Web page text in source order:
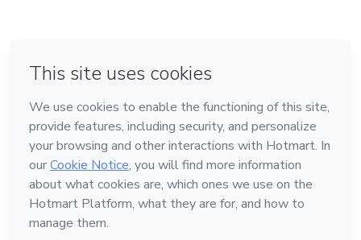
Feito com ❤ em Bogotá
Conheça a Hotmart
Idioma
Português